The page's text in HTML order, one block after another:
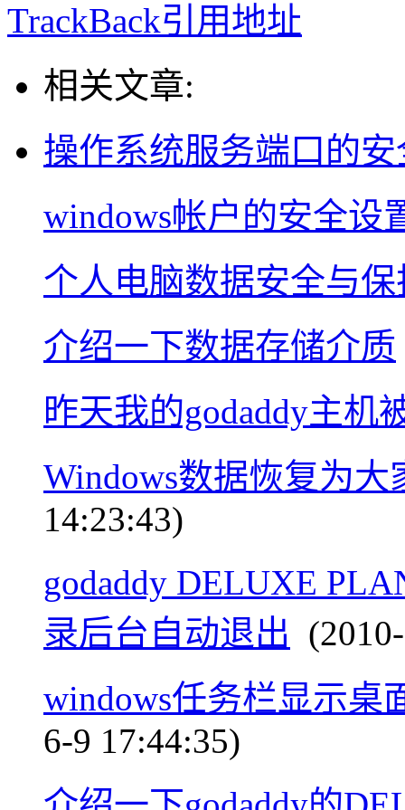
TrackBack引用地址
相关文章:
操作系统服务端口的
windows帐户的安全设
个人电脑数据安全与
介绍一下数据存储介质
昨天我的godaddy主机
Windows数据恢复为
14:23:43)
godaddy DELUXE
录后台自动退出
windows任务栏显示桌
6-9 17:44:35)